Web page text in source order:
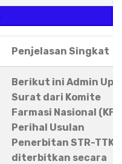
Penjelasan Singkat
Berikut ini Admin
Surat dari Komite
Farmasi Nasional
Perihal Usulan
Penerbitan STR-TTK
diterbitkan secara